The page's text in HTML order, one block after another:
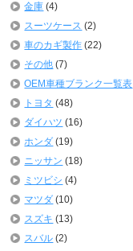
金庫 (4)
スーツケース (2)
車のカギ製作 (22)
その他 (7)
OEM車種ブランク一覧表
トヨタ (48)
ダイハツ (16)
ホンダ (19)
ニッサン (18)
ミツビシ (4)
マツダ (10)
スズキ (13)
スバル (2)